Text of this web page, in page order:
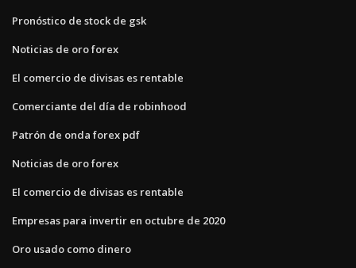
Pronóstico de stock de gsk
Noticias de oro forex
El comercio de divisas es rentable
Comerciante del día de robinhood
Patrón de onda forex pdf
Noticias de oro forex
El comercio de divisas es rentable
Empresas para invertir en octubre de 2020
Oro usado como dinero